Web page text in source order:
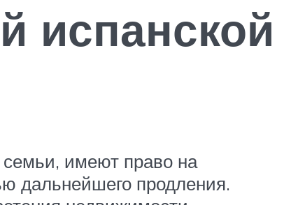
испанской
имеют право на
дальнейшего продления.